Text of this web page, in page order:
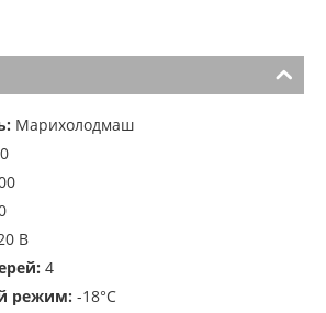
Марихолодмаш
В
4
режим: -18°С